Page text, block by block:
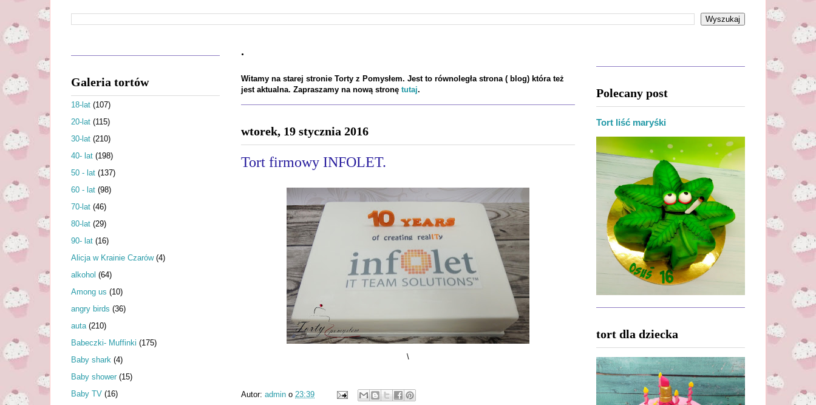
.
Witamy na starej stronie Torty z Pomysłem. Jest to równoległa strona ( blog) która też
jest aktualna. Zapraszamy na nową stronę tutaj.
wtorek, 19 stycznia 2016
Tort firmowy INFOLET.
\
Autor: admin o 23:39
Galeria tortów
18-lat (107)
20-lat (115)
30-lat (210)
40- lat (198)
50 - lat (137)
60 - lat (98)
70-lat (46)
80-lat (29)
90- lat (16)
Alicja w Krainie Czarów (4)
alkohol (64)
Among us (10)
angry birds (36)
auta (210)
Babeczki- Muffinki (175)
Baby shark (4)
Baby shower (15)
Baby TV (16)
Polecany post
Tort liść maryśki
tort dla dziecka